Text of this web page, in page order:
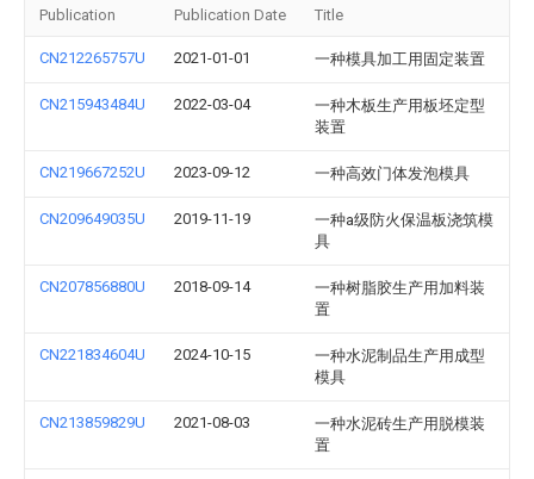
Publication Publication Date Title
CN212265757U 2021-01-01 一种模具加工用固定装置
CN215943484U 2022-03-04
一种木板生产用板坯定型
装置
CN219667252U 2023-09-12 一种高效门体发泡模具
CN209649035U 2019-11-19
一种a级防火保温板浇筑模
具
CN207856880U 2018-09-14
一种树脂胶生产用加料装
置
CN221834604U 2024-10-15
一种水泥制品生产用成型
模具
CN213859829U 2021-08-03
一种水泥砖生产用脱模装
置